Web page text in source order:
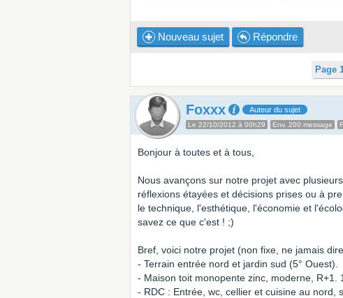
Nouveau sujet Répondre
Page
Foxxx Auteur du sujet
Le 22/10/2012 à 00h29 Env. 200 message
Bonjour à toutes et à tous,
Nous avançons sur notre projet avec
réflexions étayées et décisions prises ou à
le technique, l'esthétique, l'économie et
savez ce que c'est ! ;)
Bref, voici notre projet (non fixe, ne jamais
- Terrain entrée nord et jardin sud (5° Ouest).
- Maison toit monopente zinc, moderne, R+1.
- RDC : Entrée, wc, cellier et cuisine au nord,